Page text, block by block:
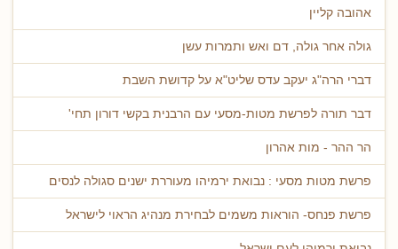
אהובה קליין
גולה אחר גולה, דם ואש ותמרות עשן
דברי הרה"ג יעקב עדס שליט"א על קדושת השבת
דבר תורה לפרשת מטות-מסעי עם הרבנית בקשי דורון תחי'
הר ההר - מות אהרון
פרשת מטות מסעי : נבואת ירמיהו מעוררת ישנים סגולה לנסים
פרשת פנחס- הוראות משמים לבחירת מנהיג הראוי לישראל